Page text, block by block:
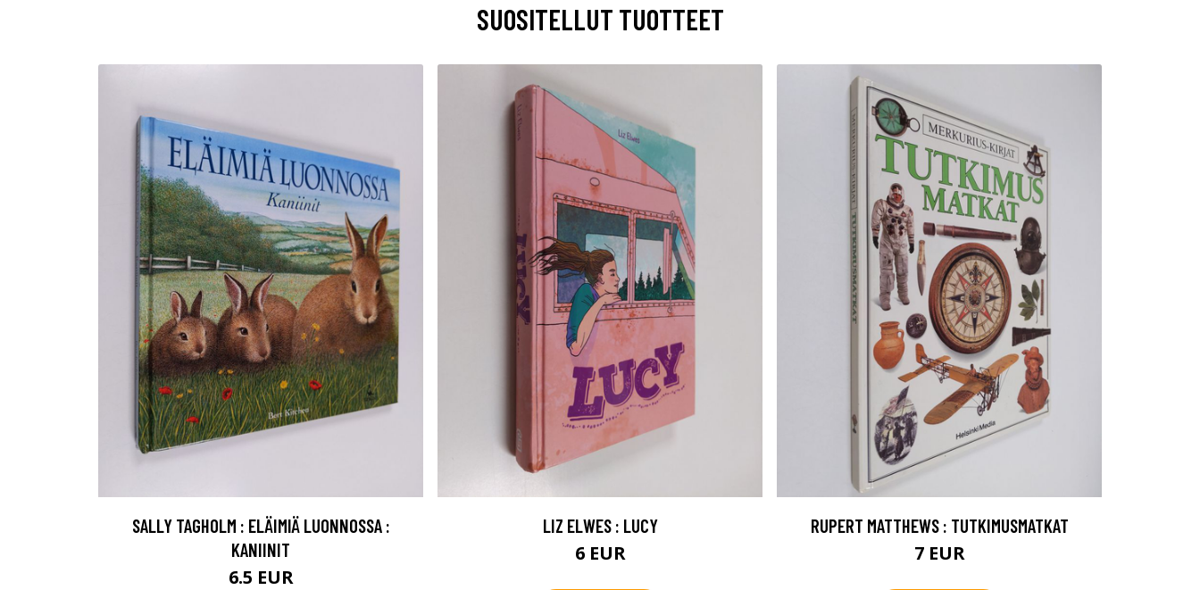
SUOSITELLUT TUOTTEET
SALLY TAGHOLM : ELÄIMIÄ LUONNOSSA :
KANIINIT
6.5 EUR
LIZ ELWES : LUCY
6 EUR
RUPERT MATTHEWS : TUTKIMUSMATKAT
7 EUR